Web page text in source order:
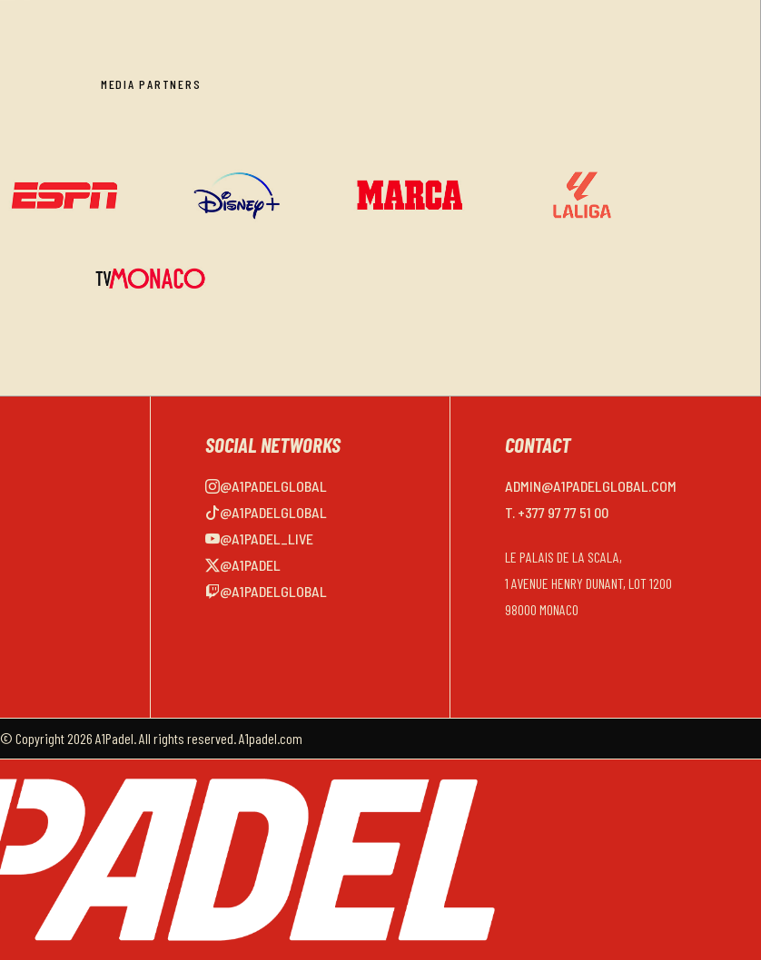
MEDIA PARTNERS
SOCIAL NETWORKS
@A1PADELGLOBAL
@A1PADELGLOBAL
@A1PADEL_LIVE
@A1PADEL
@A1PADELGLOBAL
CONTACT
ADMIN@A1PADELGLOBAL.COM
T. +377 97 77 51 00
LE PALAIS DE LA SCALA,
1 AVENUE HENRY DUNANT, LOT 1200
98000 MONACO
© Copyright 2026 A1Padel. All rights reserved. A1padel.com